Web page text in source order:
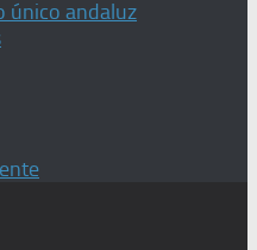
único andaluz